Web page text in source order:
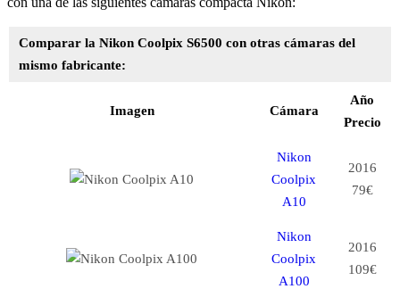
Comparar la Nikon Coolpix S6500 con otras cámaras del
mismo fabricante:
Imagen Cámara
Año
Precio
Nikon
Coolpix
A10
2016
79€
Nikon
Coolpix
A100
2016
109€